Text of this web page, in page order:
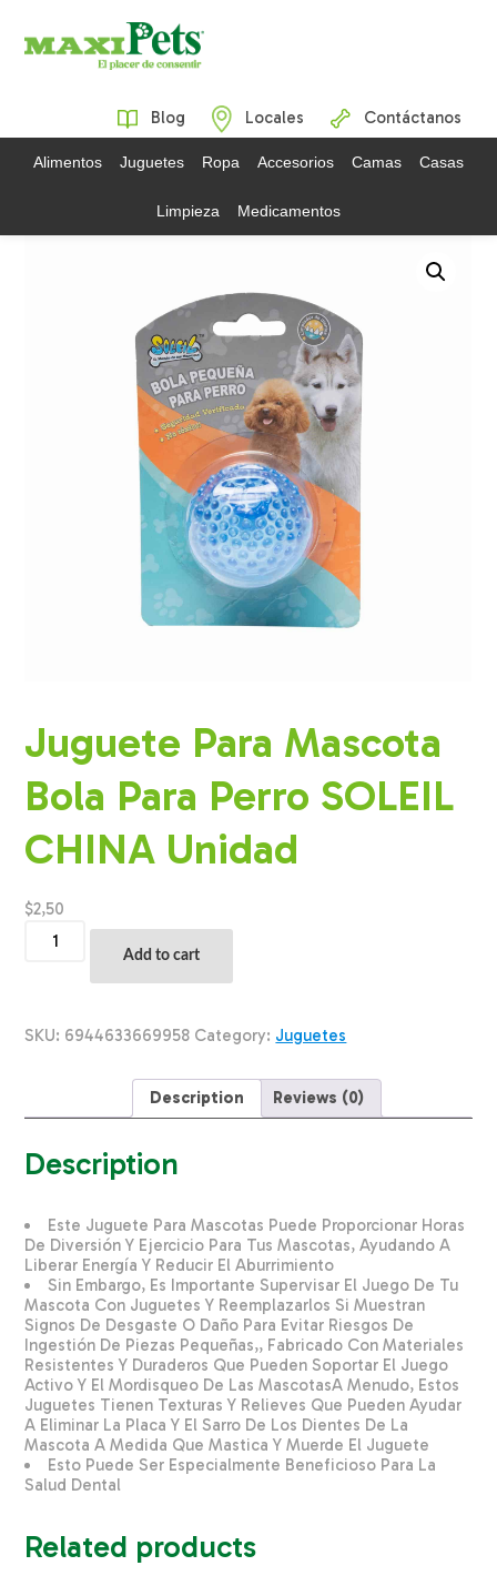
Blog Locales Contáctanos
Alimentos Juguetes Ropa Accesorios Camas Casas
Limpieza Medicamentos
Juguete Para Mascota
Bola Para Perro SOLEIL
CHINA Unidad
$2,50
Para
Perro
Add to cart
SKU: 6944633669958 Category: Juguetes
Description Reviews (0)
Description
Este Juguete Para Mascotas Puede Proporcionar Horas
De Diversión Y Ejercicio Para Tus Mascotas, Ayudando A
Liberar Energía Y Reducir El Aburrimiento
Sin Embargo, Es Importante Supervisar El Juego De Tu
Mascota Con Juguetes Y Reemplazarlos Si Muestran
Signos De Desgaste O Daño Para Evitar Riesgos De
Ingestión De Piezas Pequeñas,, Fabricado Con Materiales
Resistentes Y Duraderos Que Pueden Soportar El Juego
Activo Y El Mordisqueo De Las MascotasA Menudo, Estos
Juguetes Tienen Texturas Y Relieves Que Pueden Ayudar
A Eliminar La Placa Y El Sarro De Los Dientes De La
Mascota A Medida Que Mastica Y Muerde El Juguete
Esto Puede Ser Especialmente Beneficioso Para La
Salud Dental
Related products